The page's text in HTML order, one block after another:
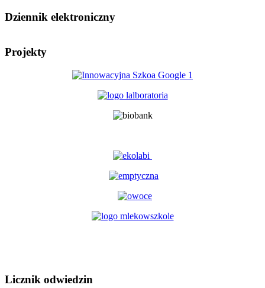
Dziennik elektroniczny
Projekty
Licznik odwiedzin